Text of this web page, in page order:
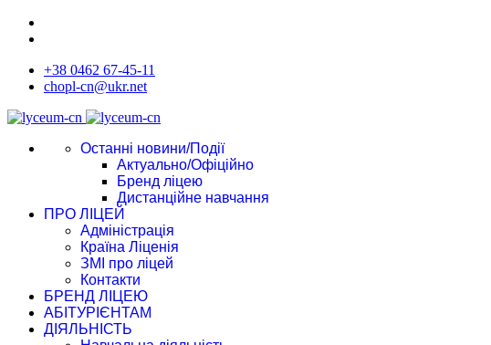
+38 0462 67-45-11
chopl-cn@ukr.net
Останні новини/Події
Актуально/Офіційно
Бренд ліцею
Дистанційне навчання
ПРО ЛІЦЕЙ
Адміністрація
Країна Ліценія
ЗМІ про ліцей
Контакти
БРЕНД ЛІЦЕЮ
АБІТУРІЄНТАМ
ДІЯЛЬНІСТЬ